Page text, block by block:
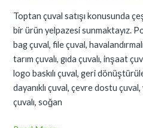
Toptan çuval satışı konusunda
bir ürün yelpazesi sunmaktayız.
bag çuval, file çuval,
tarım çuvalı, gıda çuvalı, inşaat
logo baskılı çuval, geri
dayanıklı çuval, çevre dostu
çuvalı, soğan
Fiyatları